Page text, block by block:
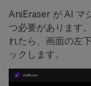
AniEraser が AI マ
つ必要があります
れたら、画面の左
ックします。